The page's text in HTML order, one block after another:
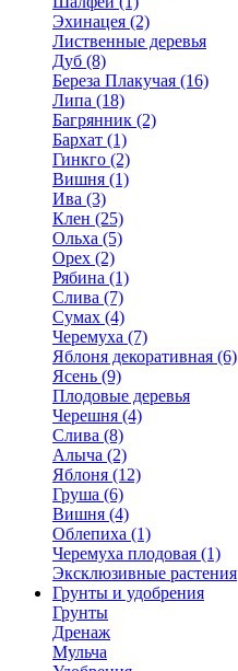
Эхинацея (2)
Лиственные деревья
Дуб (8)
Береза Плакучая (16)
Липа (18)
Багрянник (2)
Бархат (1)
Гинкго (2)
Вишня (1)
Ива (3)
Клен (25)
Ольха (5)
Орех (2)
Рябина (1)
Слива (7)
Сумах (4)
Черемуха (7)
Яблоня декоративная (6)
Ясень (9)
Плодовые деревья
Черешня (4)
Слива (8)
Алыча (2)
Яблоня (12)
Груша (6)
Вишня (4)
Облепиха (1)
Черемуха плодовая (1)
Эксклюзивные растения
Грунты и удобрения
Грунты
Дренаж
Мульча